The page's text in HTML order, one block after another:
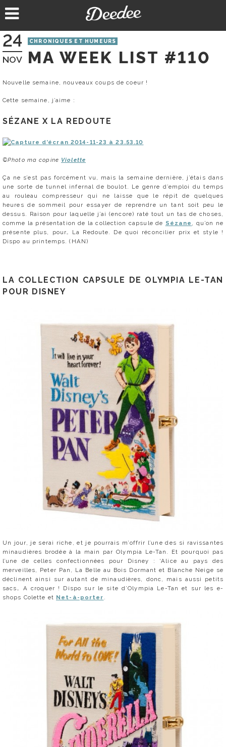
au
24
NOV
CHRONIQUES ET HUMEURS
MA WEEK LIST #110
Nouvelle semaine, nouveaux coups de coeur !
Cette semaine, j’aime :
SÉZANE X LA REDOUTE
©Photo ma copine Violette
Ça ne s’est pas forcément vu, mais la semaine dernière, j’étais dans
une sorte de tunnel infernal de boulot. Le genre d’emploi du temps
au rouleau compresseur qui ne laisse que le répit de quelques
heures de sommeil pour essayer de reprendre un tant soit peu le
dessus. Raison pour laquelle j’ai (encore) raté tout un tas de choses,
comme la présentation de la collection capsule de Sézane
, qu’on ne
présente plus, pour… La Redoute. De quoi réconcilier prix et style !
Dispo au printemps. (HAN)
LA COLLECTION CAPSULE DE OLYMPIA LE-TAN
POUR DISNEY
Un jour, je serai riche, et je pourrais m’offrir l’une des si ravissantes
minaudières brodée à la main par Olympia Le-Tan. Et pourquoi pas
l’une de celles confectionnées pour Disney : ‘Alice au pays des
merveilles, Peter Pan, La Belle au Bois Dormant et Blanche Neige se
déclinent ainsi sur autant de minaudières, donc, mais aussi petits
sacs… A croquer ! Dispo sur le site d’Olympia Le-Tan et sur les e-
shops Colette et Net-à-porter .